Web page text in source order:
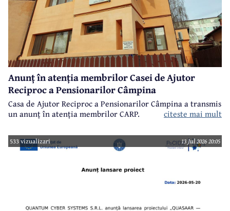
Anunț în atenția membrilor Casei de Ajutor
Reciproc a Pensionarilor Câmpina
Casa de Ajutor Reciproc a Pensionarilor Câmpina a transmis
un anunț în atenția membrilor CARP.
citeste mai mult
533 vizualizari 13 Jul 2026 20:05